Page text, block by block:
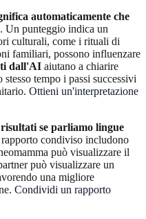
automaticamente che
Un punteggio indica un
culturali, come i rituali di
familiari, possono influenzare
dall'AI aiutano a chiarire
tempo i passi successivi
Ottieni un'interpretazione
se parliamo lingue
condiviso includono
può visualizzare il
può visualizzare un
una migliore
Condividi un rapporto